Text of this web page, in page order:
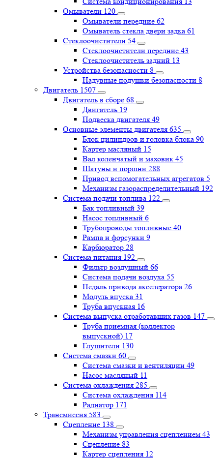
Омыватели 120
Омыватели передние 62
Омыватель стекла двери задка 61
Стеклоочистители 54
Стеклоочистители передние 43
Стеклоочиститель задний 13
Устройства безопасности 8
Надувные подушки безопасности 8
Двигатель 1507
Двигатель в сборе 68
Двигатель 19
Подвеска двигателя 49
Основные элементы двигателя 635
Блок цилиндров и головка блока 90
Картер масляный 15
Вал коленчатый и маховик 45
Шатуны и поршни 288
Привод вспомогательных агрегатов 5
Механизм газораспределительный 192
Система подачи топлива 122
Бак топливный 39
Насос топливный 6
Трубопроводы топливные 40
Рампа и форсунки 9
Карбюратор 28
Система питания 192
Фильтр воздушный 66
Система подачи воздуха 55
Педаль привода акселератора 26
Модуль впуска 31
Труба впускная 16
Система выпуска отработавших газов 147
Труба приемная (коллектор
выпускной) 17
Глушители 130
Система смазки 60
Система смазки и вентиляции 49
Насос масляный 11
Система охлаждения 285
Система охлаждения 114
Радиатор 171
Трансмиссия 583
Сцепление 138
Механизм управления сцеплением 43
Сцепление 83
Картер сцепления 12